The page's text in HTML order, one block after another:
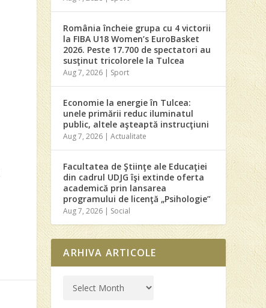
România încheie grupa cu 4 victorii
la FIBA U18 Women’s EuroBasket
2026. Peste 17.700 de spectatori au
susţinut tricolorele la Tulcea
Aug 7, 2026 | Sport
Economie la energie în Tulcea:
unele primării reduc iluminatul
public, altele aşteaptă instrucţiuni
Aug 7, 2026 |Actualitate
Facultatea de Ştiinţe ale Educaţiei
din cadrul UDJG îşi extinde oferta
academică prin lansarea
programului de licenţă „Psihologie”
Aug 7, 2026 | Social
ARHIVA ARTICOLE